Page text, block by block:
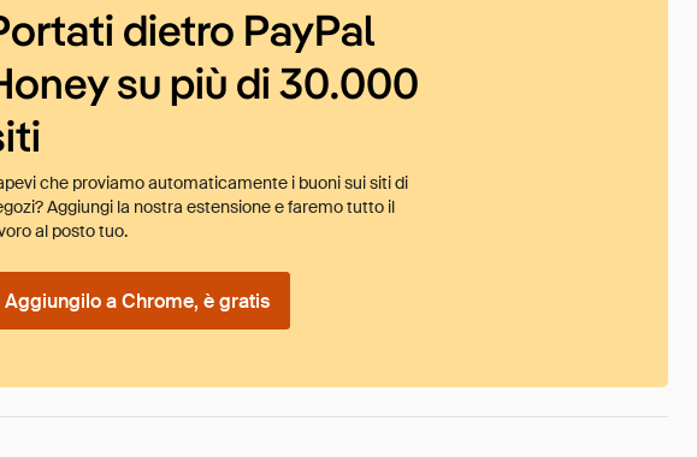
dietro PayPal
su più di 30.000
che proviamo automaticamente i buoni sui siti di
Aggiungi la nostra estensione e faremo tutto il
al posto tuo.
Aggiungilo a Chrome, è gratis